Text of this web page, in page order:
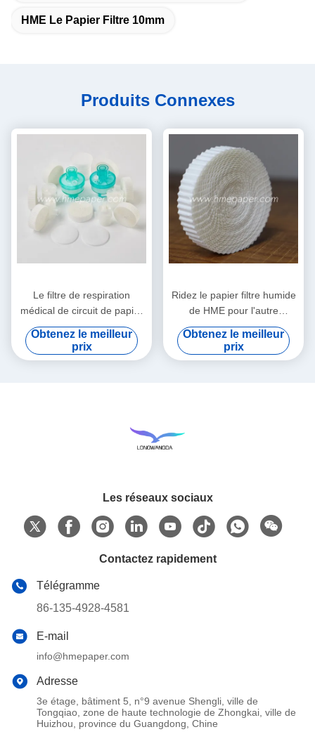
HME Le Papier Filtre 10mm
Produits Connexes
Le filtre de respiration
médical de circuit de papier
filtre de HMEF HME a ridé le
papier filtre
Obtenez le meilleur
prix
Ridez le papier filtre humide
de HME pour l'autre
Comsumables médical
Obtenez le meilleur
prix
Les réseaux sociaux
Contactez rapidement
Télégramme
86-135-4928-4581
E-mail
info@hmepaper.com
Adresse
3e étage, bâtiment 5, n°9 avenue Shengli, ville de
Tongqiao, zone de haute technologie de Zhongkai, ville de
Huizhou, province du Guangdong, Chine